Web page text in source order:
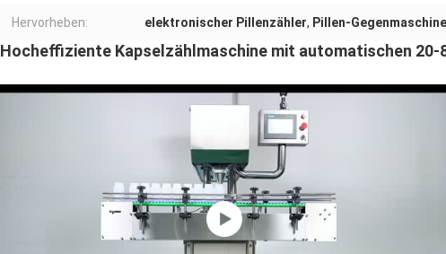
Hervorheben: elektronischer Pillenzähler, Pillen-Gegenmaschine
Hocheffiziente Kapselzählmaschine mit automatischen 20-